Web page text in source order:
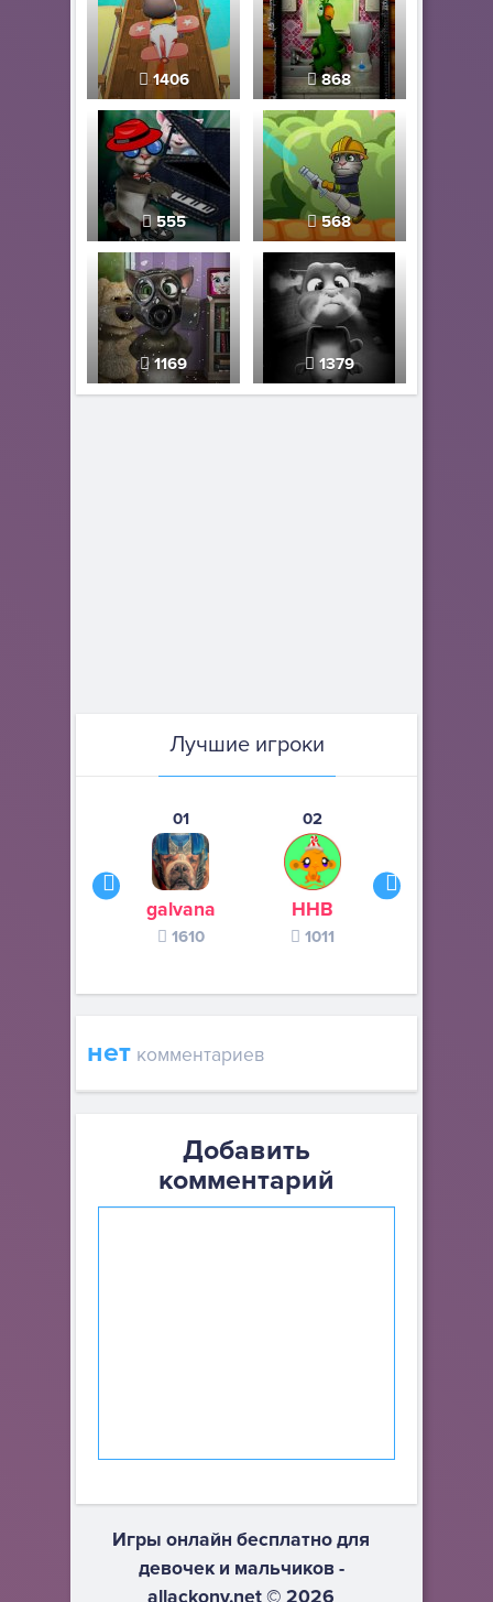
1406 868
555 568
1169 1379
Лучшие игроки
01
galvana
1610
02
ННВ
1011
нет комментариев
Добавить
комментарий
Игры онлайн бесплатно для
девочек и мальчиков -